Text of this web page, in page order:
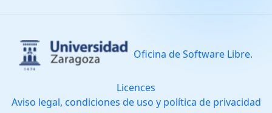
Oficina de Software Libre.
Licences
Aviso legal, condiciones de uso y política de privacidad